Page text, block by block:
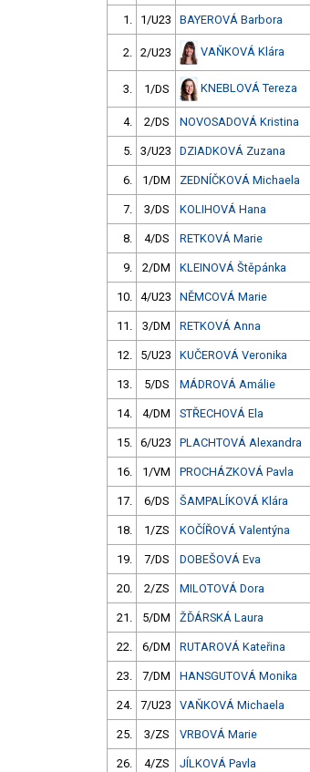
1. 1/U23 BAYEROVÁ Barbora
2. 2/U23 VAŇKOVÁ Klára
3. 1/DS KNEBLOVÁ Tereza
4. 2/DS NOVOSADOVÁ Kristina
5. 3/U23 DZIADKOVÁ Zuzana
6. 1/DM ZEDNÍČKOVÁ Michaela
7. 3/DS KOLIHOVÁ Hana
8. 4/DS RETKOVÁ Marie
9. 2/DM KLEINOVÁ Štěpánka
10. 4/U23 NĚMCOVÁ Marie
11. 3/DM RETKOVÁ Anna
12. 5/U23 KUČEROVÁ Veronika
13. 5/DS MÁDROVÁ Amálie
14. 4/DM STŘECHOVÁ Ela
15. 6/U23 PLACHTOVÁ Alexandra
16. 1/VM PROCHÁZKOVÁ Pavla
17. 6/DS ŠAMPALÍKOVÁ Klára
18. 1/ZS KOČÍŘOVÁ Valentýna
19. 7/DS DOBEŠOVÁ Eva
20. 2/ZS MILOTOVÁ Dora
21. 5/DM ŽĎÁRSKÁ Laura
22. 6/DM RUTAROVÁ Kateřina
23. 7/DM HANSGUTOVÁ Monika
24. 7/U23 VAŇKOVÁ Michaela
25. 3/ZS VRBOVÁ Marie
26. 4/ZS JÍLKOVÁ Pavla